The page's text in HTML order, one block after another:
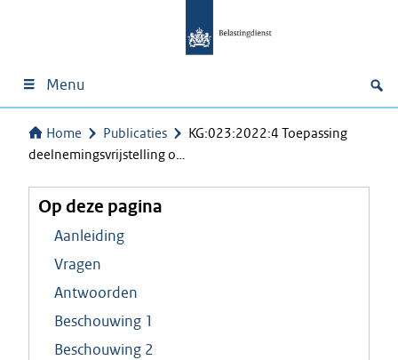
Menu
Home Publicaties
KG:023:2022:4 Toepassing
deelnemingsvrijstelling o…
Op deze pagina
Aanleiding
Vragen
Antwoorden
Beschouwing 1
Beschouwing 2